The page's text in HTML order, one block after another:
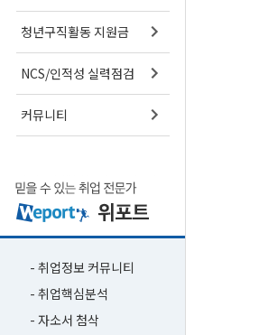
청년구직활동 지원금
NCS/인적성 실력점검
커뮤니티
- 취업정보 커뮤니티
- 취업핵심분석
- 자소서 첨삭